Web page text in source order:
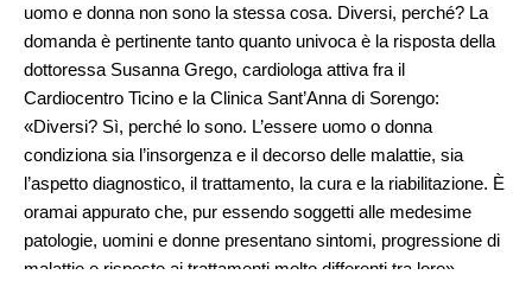
uomo e donna non sono la stessa cosa. Diversi, perché? La
domanda è pertinente tanto quanto univoca è la risposta della
dottoressa Susanna Grego, cardiologa attiva fra il
Cardiocentro Ticino e la Clinica Sant’Anna di Sorengo:
«Diversi? Sì, perché lo sono. L’essere uomo o donna
condiziona sia l’insorgenza e il decorso delle malattie, sia
l’aspetto diagnostico, il trattamento, la cura e la riabilitazione. È
oramai appurato che, pur essendo soggetti alle medesime
patologie, uomini e donne presentano sintomi, progressione di
malattie e risposte ai trattamenti molto differenti tra loro».